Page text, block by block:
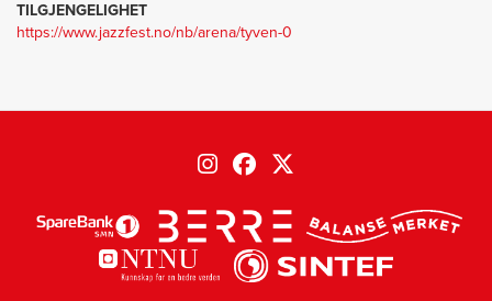
TILGJENGELIGHET
https://www.jazzfest.no/nb/arena/tyven-0